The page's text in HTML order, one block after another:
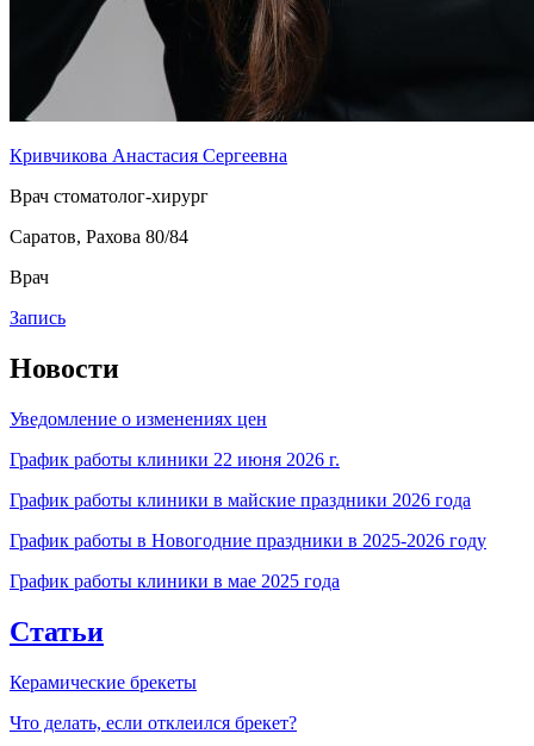
Кривчикова Анастасия Сергеевна
Врач стоматолог-хирург
Саратов, Рахова 80/84
Врач
Запись
Новости
Уведомление о изменениях цен
График работы клиники 22 июня 2026 г.
График работы клиники в майские праздники 2026 года
График работы в Новогодние праздники в 2025-2026 году
График работы клиники в мае 2025 года
Статьи
Керамические брекеты
Что делать, если отклеился брекет?